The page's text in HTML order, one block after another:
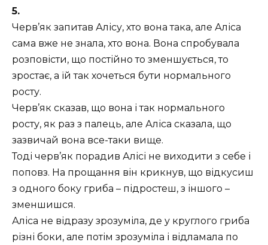
5.
Черв’як запитав Алісу, хто вона така, але Аліса
сама вже не знала, хто вона. Вона спробувала
розповісти, що постійно то зменшується, то
зростає, а їй так хочеться бути нормального
росту.
Черв’як сказав, що вона і так нормального
росту, як раз з палець, але Аліса сказала, що
зазвичай вона все-таки вище.
Тоді черв’як порадив Алісі не виходити з себе і
поповз. На прощання він крикнув, що відкусиш
з одного боку гриба – підростеш, з іншого –
зменшишся.
Аліса не відразу зрозуміла, де у круглого гриба
різні боки, але потім зрозуміла і відламала по